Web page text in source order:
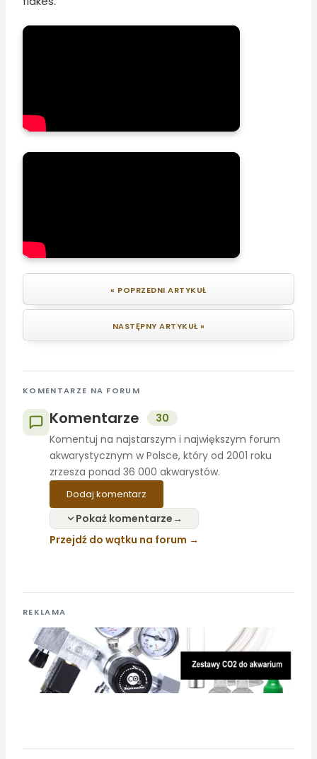
« POPRZEDNI ARTYKUŁ
NASTĘPNY ARTYKUŁ »
KOMENTARZE NA FORUM
Komentarze
30
Komentuj na najstarszym i największym forum
akwarystycznym w Polsce, który od 2001 roku
zrzesza ponad 36 000 akwarystów.
Dodaj komentarz
Pokaż komentarze
Przejdź do wątku na forum
REKLAMA